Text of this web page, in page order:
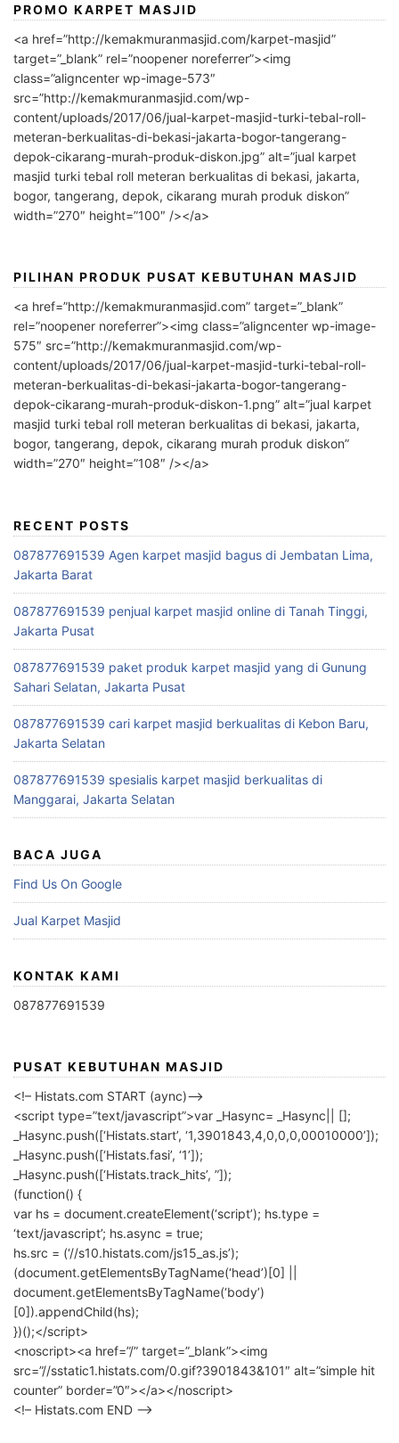
PROMO KARPET MASJID
<a href=”http://kemakmuranmasjid.com/karpet-masjid”
target=”_blank” rel=”noopener noreferrer”><img
class=”aligncenter wp-image-573″
src=”http://kemakmuranmasjid.com/wp-
content/uploads/2017/06/jual-karpet-masjid-turki-tebal-roll-
meteran-berkualitas-di-bekasi-jakarta-bogor-tangerang-
depok-cikarang-murah-produk-diskon.jpg” alt=”jual karpet
masjid turki tebal roll meteran berkualitas di bekasi, jakarta,
bogor, tangerang, depok, cikarang murah produk diskon”
width=”270″ height=”100″ /></a>
PILIHAN PRODUK PUSAT KEBUTUHAN MASJID
<a href=”http://kemakmuranmasjid.com” target=”_blank”
rel=”noopener noreferrer”><img class=”aligncenter wp-image-
575″ src=”http://kemakmuranmasjid.com/wp-
content/uploads/2017/06/jual-karpet-masjid-turki-tebal-roll-
meteran-berkualitas-di-bekasi-jakarta-bogor-tangerang-
depok-cikarang-murah-produk-diskon-1.png” alt=”jual karpet
masjid turki tebal roll meteran berkualitas di bekasi, jakarta,
bogor, tangerang, depok, cikarang murah produk diskon”
width=”270″ height=”108″ /></a>
RECENT POSTS
087877691539 Agen karpet masjid bagus di Jembatan Lima,
Jakarta Barat
087877691539 penjual karpet masjid online di Tanah Tinggi,
Jakarta Pusat
087877691539 paket produk karpet masjid yang di Gunung
Sahari Selatan, Jakarta Pusat
087877691539 cari karpet masjid berkualitas di Kebon Baru,
Jakarta Selatan
087877691539 spesialis karpet masjid berkualitas di
Manggarai, Jakarta Selatan
BACA JUGA
Find Us On Google
Jual Karpet Masjid
KONTAK KAMI
087877691539
PUSAT KEBUTUHAN MASJID
<!– Histats.com START (aync)–>
<script type=”text/javascript”>var _Hasync= _Hasync|| [];
_Hasync.push([‘Histats.start’, ‘1,3901843,4,0,0,0,00010000’]);
_Hasync.push([‘Histats.fasi’, ‘1’]);
_Hasync.push([‘Histats.track_hits’, ”]);
(function() {
var hs = document.createElement(‘script’); hs.type =
‘text/javascript’; hs.async = true;
hs.src = (‘//s10.histats.com/js15_as.js’);
(document.getElementsByTagName(‘head’)[0] ||
document.getElementsByTagName(‘body’)
[0]).appendChild(hs);
})();</script>
<noscript><a href=”/” target=”_blank”><img
src=”//sstatic1.histats.com/0.gif?3901843&101″ alt=”simple hit
counter” border=”0″></a></noscript>
<!– Histats.com END –>